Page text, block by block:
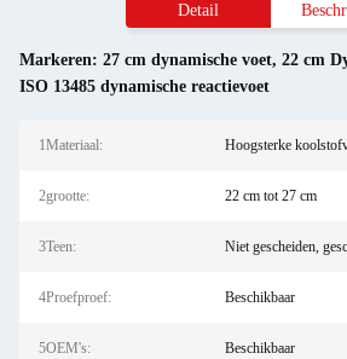
Detail
Markeren: 27 cm dynamische voet, 22 cm
ISO 13485 dynamische reactievoet
1Materiaal: Hoogsterke
2grootte: 22 cm tot 27 cm
3Teen: Niet gescheiden,
4Proefproef: Beschikbaar
5OEM's: Beschikbaar